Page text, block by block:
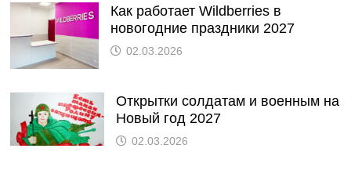
Как работает Wildberries в
новогодние праздники 2027
02.03.2026
Открытки солдатам и военным на
Новый год 2027
02.03.2026